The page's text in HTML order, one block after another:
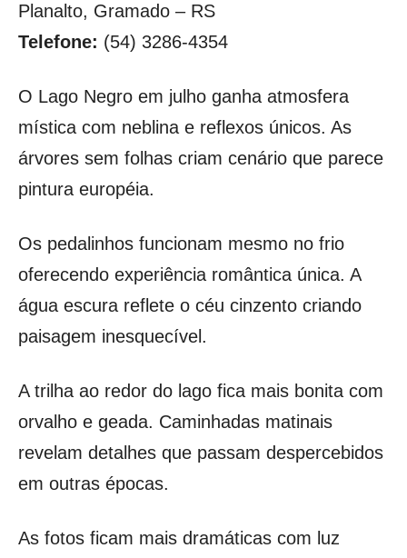
Planalto, Gramado – RS
Telefone: (54) 3286-4354
O Lago Negro em julho ganha atmosfera
mística com neblina e reflexos únicos. As
árvores sem folhas criam cenário que parece
pintura européia.
Os pedalinhos funcionam mesmo no frio
oferecendo experiência romântica única. A
água escura reflete o céu cinzento criando
paisagem inesquecível.
A trilha ao redor do lago fica mais bonita com
orvalho e geada. Caminhadas matinais
revelam detalhes que passam despercebidos
em outras épocas.
As fotos ficam mais dramáticas com luz